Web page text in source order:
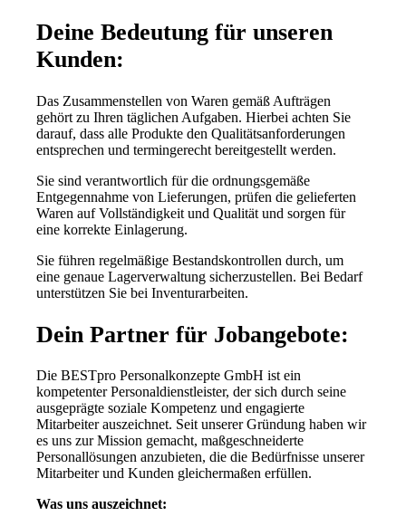
Deine Bedeutung für unseren
Kunden:
Das Zusammenstellen von Waren gemäß Aufträgen
gehört zu Ihren täglichen Aufgaben. Hierbei achten Sie
darauf, dass alle Produkte den Qualitätsanforderungen
entsprechen und termingerecht bereitgestellt werden.
Sie sind verantwortlich für die ordnungsgemäße
Entgegennahme von Lieferungen, prüfen die gelieferten
Waren auf Vollständigkeit und Qualität und sorgen für
eine korrekte Einlagerung.
Sie führen regelmäßige Bestandskontrollen durch, um
eine genaue Lagerverwaltung sicherzustellen. Bei Bedarf
unterstützen Sie bei Inventurarbeiten.
Dein Partner für Jobangebote:
Die BESTpro Personalkonzepte GmbH ist ein
kompetenter Personaldienstleister, der sich durch seine
ausgeprägte soziale Kompetenz und engagierte
Mitarbeiter auszeichnet. Seit unserer Gründung haben wir
es uns zur Mission gemacht, maßgeschneiderte
Personallösungen anzubieten, die die Bedürfnisse unserer
Mitarbeiter und Kunden gleichermaßen erfüllen.
Was uns auszeichnet: